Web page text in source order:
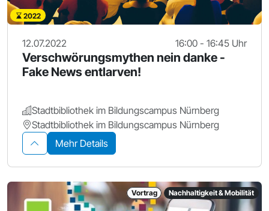
2022
12.07.2022 16:00 - 16:45 Uhr
Verschwörungsmythen nein danke -
Fake News entlarven!
Stadtbibliothek im Bildungscampus Nürnberg
Stadtbibliothek im Bildungscampus Nürnberg
Mehr Details
Vortrag Nachhaltigkeit & Mobilität